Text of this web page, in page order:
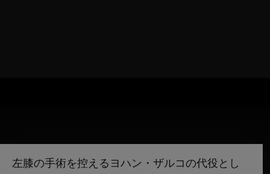
左膝の手術を控えるヨハン・ザルコの代役とし